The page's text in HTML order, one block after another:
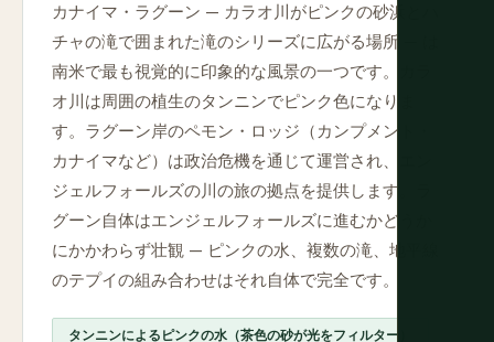
カナイマ・ラグーン — カラオ川がピンクの砂浜とハ
チャの滝で囲まれた滝のシリーズに広がる場所 — は
南米で最も視覚的に印象的な風景の一つです。カラ
オ川は周囲の植生のタンニンでピンク色になりま
す。ラグーン岸のペモン・ロッジ（カンプメント・
カナイマなど）は政治危機を通じて運営され、エン
ジェルフォールズの川の旅の拠点を提供します。ラ
グーン自体はエンジェルフォールズに進むかどうか
にかかわらず壮観 — ピンクの水、複数の滝、地平線
のテプイの組み合わせはそれ自体で完全です。
タンニンによるピンクの水（茶色の砂が光をフィルター）